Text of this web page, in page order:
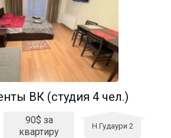
ВК (студия 4 чел.)
90$ за
квартиру
Н.Гудаури 2